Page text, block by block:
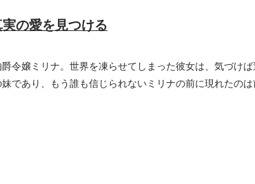
の愛を見つける
令嬢ミリナ。世界を凍らせてしまった彼女は、気づけば
あり、もう誰も信じられないミリナの前に現れたのは